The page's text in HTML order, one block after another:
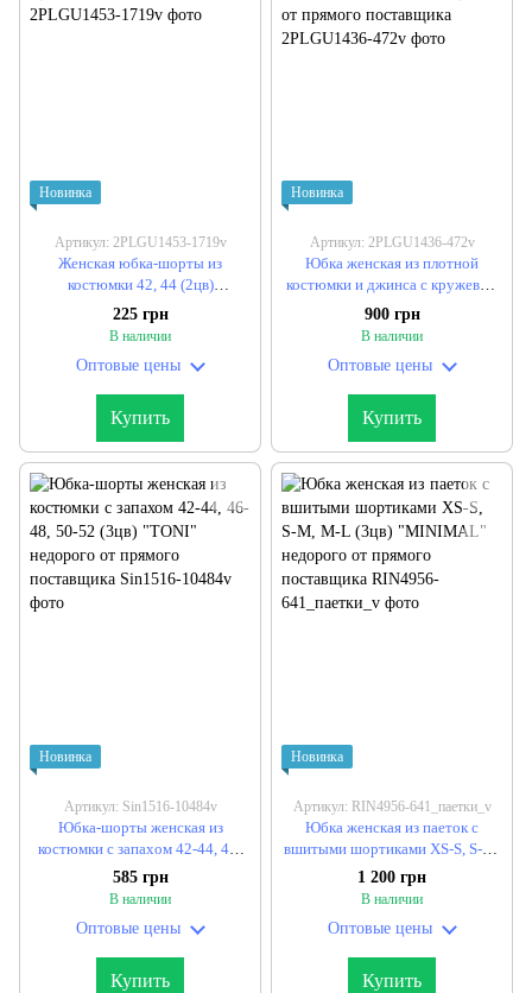
Новинка
Артикул: 2PLGU1453-1719v
Женская юбка-шорты из
костюмки 42, 44 (2цв)
"ROMANOVA" недорого от
прямого поставщика
225 грн
В наличии
Оптовые цены
Купить
Новинка
Артикул: 2PLGU1436-472v
Юбка женская из плотной
костюмки и джинса с кружевом
и шнуровкой XS-S, M-L (4цв)
"VIVID" недорого от прямого
900 грн
В наличии
Оптовые цены
Купить
Новинка
Артикул: Sin1516-10484v
Юбка-шорты женская из
костюмки с запахом 42-44, 46-
48, 50-52 (3цв) "TONI" недорого
от прямого поставщика
585 грн
В наличии
Оптовые цены
Купить
Новинка
Артикул: RIN4956-641_паетки_v
Юбка женская из паеток с
вшитыми шортиками XS-S, S-M,
M-L (3цв) "MINIMAL" недорого
от прямого поставщика
1 200 грн
В наличии
Оптовые цены
Купить